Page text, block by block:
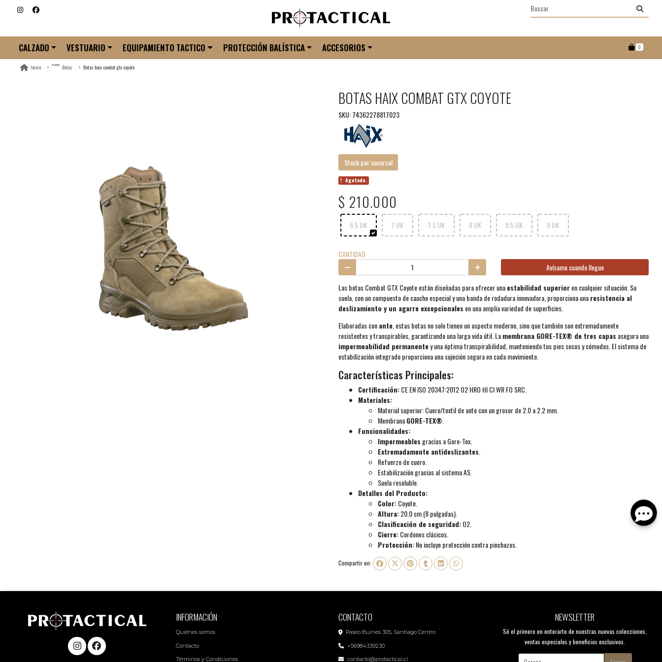
CALZADO VESTUARIO EQUIPAMIENTO TACTICO PROTECCIÓN BALÍSTICA ACCESORIOS 0
Inicio Botas Botas haix combat gtx coyote
BOTAS HAIX COMBAT GTX COYOTE
SKU: 74362278817023
Stock por sucursal
Agotado.
$ 210.000
6.5 UK 7 UK 7.5 UK 8 UK 8.5 UK 9 UK
CANTIDAD
Avísame cuando llegue
Las botas Combat GTX Coyote están diseñadas para ofrecer unaestabilidad superioren cualquier situación. Su
suela, con un compuesto de caucho especial y una banda de rodadura innovadora, proporciona unaresistencia al
deslizamiento y un agarre excepcionales en una amplia variedad de superficies.
Elaboradas conante, estas botas no solo tienen un aspecto moderno, sino que también son extremadamente
resistentes y transpirables, garantizando una larga vida útil. Lamembrana GORE-TEX® de tres capas asegura una
impermeabilidad permanentey una óptima transpirabilidad, manteniendo tus pies secos y cómodos. El sistema de
estabilización integrado proporciona una sujeción segura en cada movimiento.
Características Principales:
Certificación:CE EN ISO 20347:2012 O2 HRO HI CI WR FO SRC.
Materiales:
Material superior: Cuero/textil de ante con un grosor de 2.0 a 2.2 mm.
MembranaGORE-TEX®.
Funcionalidades:
Impermeables gracias a Gore-Tex.
Extremadamente antideslizantes.
Refuerzo de cuero.
Estabilización gracias al sistema AS.
Suela resoluble.
Detalles del Producto:
Color:Coyote.
Altura:20.0 cm (8 pulgadas).
Clasificación de seguridad:O2.
Cierre:Cordones clásicos.
Protección:No incluye protección contra pinchazos.
Compartir en:
INFORMACIÓN
Quiénes somos
Contacto
Términos y Condiciones
CONTACTO
Paseo Bulnes 305, Santiago Centro
+56984339230
contacto@protactical.cl
NEWSLETTER
Sé el primero en enterarte de nuestras nuevas colecciones,
ventas especiales y beneficios exclusivos.